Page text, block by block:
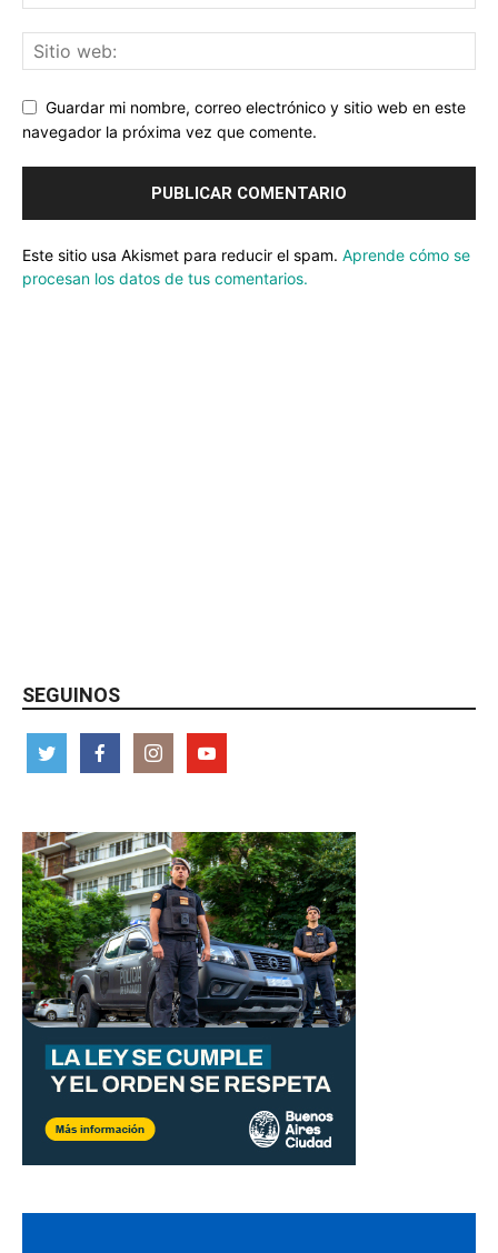
Guardar mi nombre, correo electrónico y sitio web en este
navegador la próxima vez que comente.
Este sitio usa Akismet para reducir el spam. Aprende cómo se
procesan los datos de tus comentarios.
SEGUINOS